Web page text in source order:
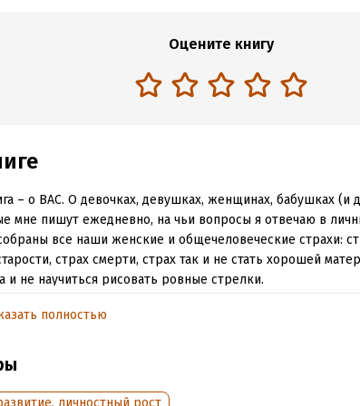
Оцените книгу
– о ВАС. О девочках, девушках, женщинах, бабушках (и
мне пишут ежедневно, на чьи вопросы я отвечаю в
все наши женские и общечеловеческие страхи:
страх смерти, страх так и не стать хорошей
и не научиться рисовать ровные стрелки.
в жизнь «не так уж я и страдаю, что меня не
полностью
личностный рост